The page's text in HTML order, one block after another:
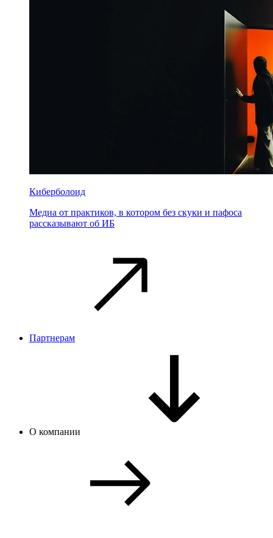
Киберболоид
Медиа от практиков, в котором без скуки и пафоса
рассказывают об ИБ
Партнерам
О компании